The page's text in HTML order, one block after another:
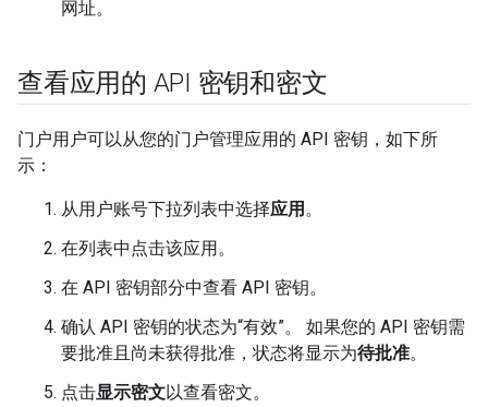
网址。
查看应用的 API 密钥和密文
门户用户可以从您的门户管理应用的 API 密钥，如下所
示：
从用户账号下拉列表中选择应用 。
在列表中点击该应用。
在 API 密钥部分中查看 API 密钥。
确认 API 密钥的状态为“有效”。 如果您的 API 密钥需
要批准且尚未获得批准，状态将显示为待批准。
点击显示密文以查看密文。